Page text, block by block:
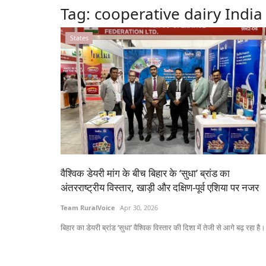
Tag: cooperative dairy India
States
वैश्विक डेयरी मांग के बीच बिहार के ‘सुधा’ ब्रांड का
अंतरराष्ट्रीय विस्तार, खाड़ी और दक्षिण-पूर्व एशिया पर नजर
Team RuralVoice Apr 30, 2026
बिहार का डेयरी ब्रांड ‘सुधा’ वैश्विक विस्तार की दिशा में तेजी से आगे बढ़ रहा